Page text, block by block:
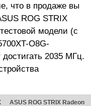
что в продаже вы
ROG STRIX
модели (с
O8G-
2035 МГц.
ASUS ROG STRIX Radeon